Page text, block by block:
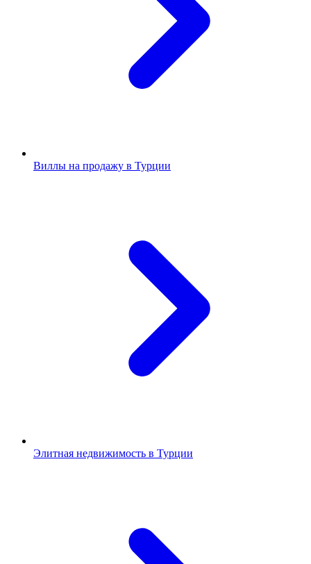
Виллы на продажу в Турции
Элитная недвижимость в Турции